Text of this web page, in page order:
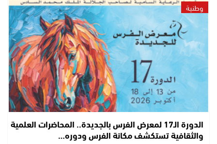
وطنية
الدورة الـ17 لمعرض الفرس بالجديدة.. المحاضرات العلمية
والثقافية تستكشف مكانة الفرس ودوره…